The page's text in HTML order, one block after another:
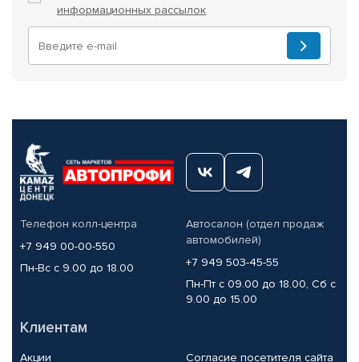
информационных рассылок
Телефон колл-центра
+7 949 00-00-550
Пн-Вс с 9.00 до 18.00
Автосалон (отдел продаж
автомобилей)
+7 949 503-45-55
Пн-Пт с 09.00 до 18.00, Сб с
9.00 до 15.00
Клиентам
Акции Согласие посетителя сайта